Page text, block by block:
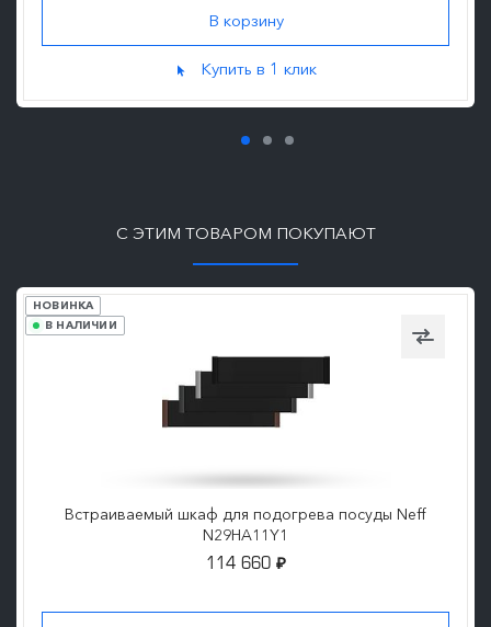
Купить в 1 клик
С ЭТИМ ТОВАРОМ ПОКУПАЮТ
НОВИНКА
В НАЛИЧИИ
Встраиваемый шкаф для подогрева посуды Neff
N29HA11Y1
114 660 ₽